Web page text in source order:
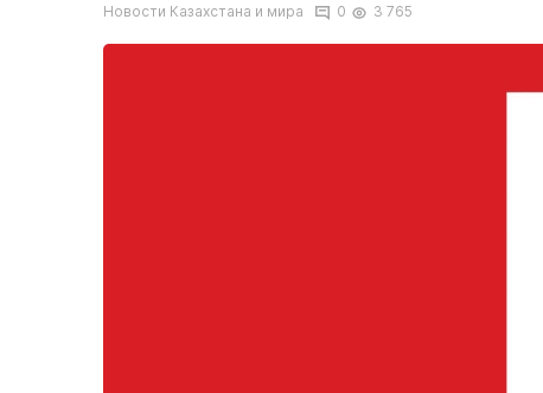
Новости Казахстана и мира 0 3 765